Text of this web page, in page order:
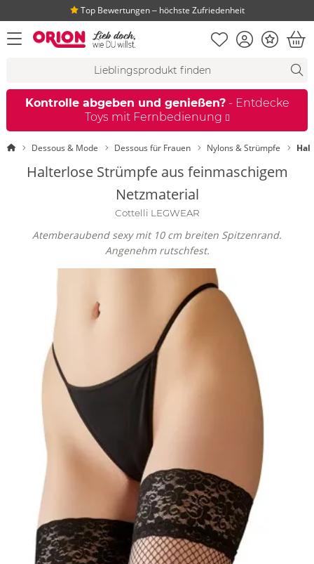
Top Bewertungen ‒ höchste Zufriedenheit
Menü öffnen Merkliste
KontoBonus
Kontrolle abgeben und genießen?- Entdecke
Toys mit Fernbedienung
StartseiteDessous & Mode Dessous für Frauen Nylons & Strümpfe
Halterlose Strümpfe aus feinmaschigem
Netzmaterial
Cottelli LEGWEAR
Atemberaubend sexy mit 10 cm breiten Spitzenrand.
Angenehm rutschfest.